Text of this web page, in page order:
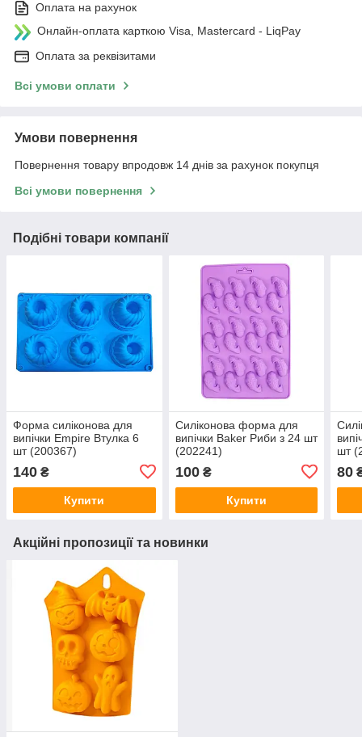
Оплата на рахунок
Онлайн-оплата карткою Visa, Mastercard - LiqPay
Оплата за реквізитами
Всі умови оплати
Умови повернення
Повернення товару впродовж 14 днів за рахунок покупця
Всі умови повернення
Подібні товари компанії
Форма силіконова для
випічки Empire Втулка 6
шт (200367)
140 ₴
Купити
Силіконова форма для
випічки Baker Риби з 24 шт
(202241)
100₴
Купити
шт
80
Акційні пропозиції та новинки